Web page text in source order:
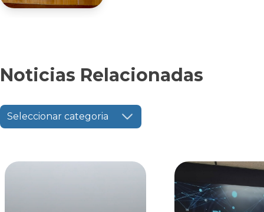
Noticias Relacionadas
Seleccionar categoria